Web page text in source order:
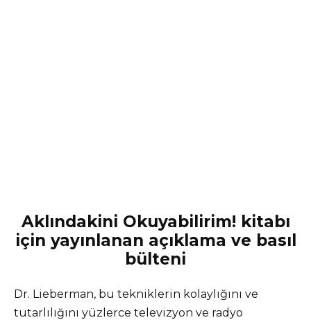
Aklındakini Okuyabilirim! kitabı
için yayınlanan açıklama ve basıl
bülteni
Dr. Lieberman, bu tekniklerin kolaylığını ve
tutarlılığını yüzlerce televizyon ve radyo